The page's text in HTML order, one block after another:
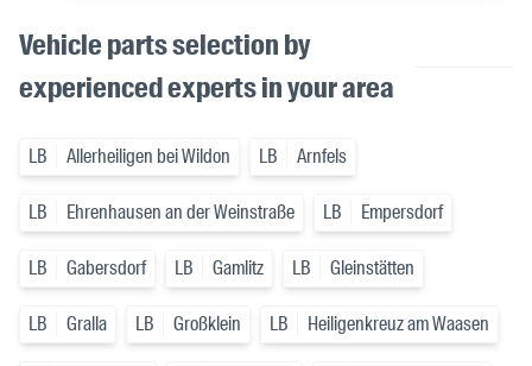
Vehicle parts selection by
experienced experts in your area
LB Allerheiligen bei Wildon LB Arnfels
LB Ehrenhausen an der Weinstraße LB Empersdorf
LB Gabersdorf LB Gamlitz LB Gleinstätten
LB Gralla LB Großklein LB Heiligenkreuz am Waasen